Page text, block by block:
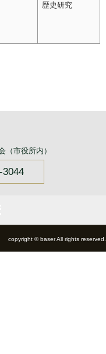
歴史研究
（市役所内）
3044
copyright © baser All rights reserved.